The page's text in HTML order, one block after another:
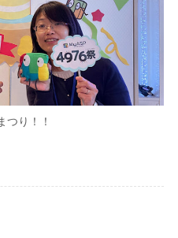
つり！！